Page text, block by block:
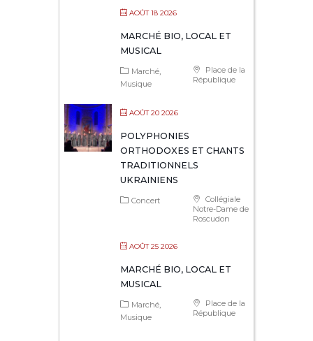
AOÛT 18 2026
MARCHÉ BIO, LOCAL ET
MUSICAL
Place de la
République
Marché
Musique
AOÛT 20 2026
POLYPHONIES
ORTHODOXES ET CHANTS
TRADITIONNELS
UKRAINIENS
Collégiale
Notre-Dame de
Roscudon
Concert
AOÛT 25 2026
MARCHÉ BIO, LOCAL ET
MUSICAL
Place de la
République
Marché
Musique